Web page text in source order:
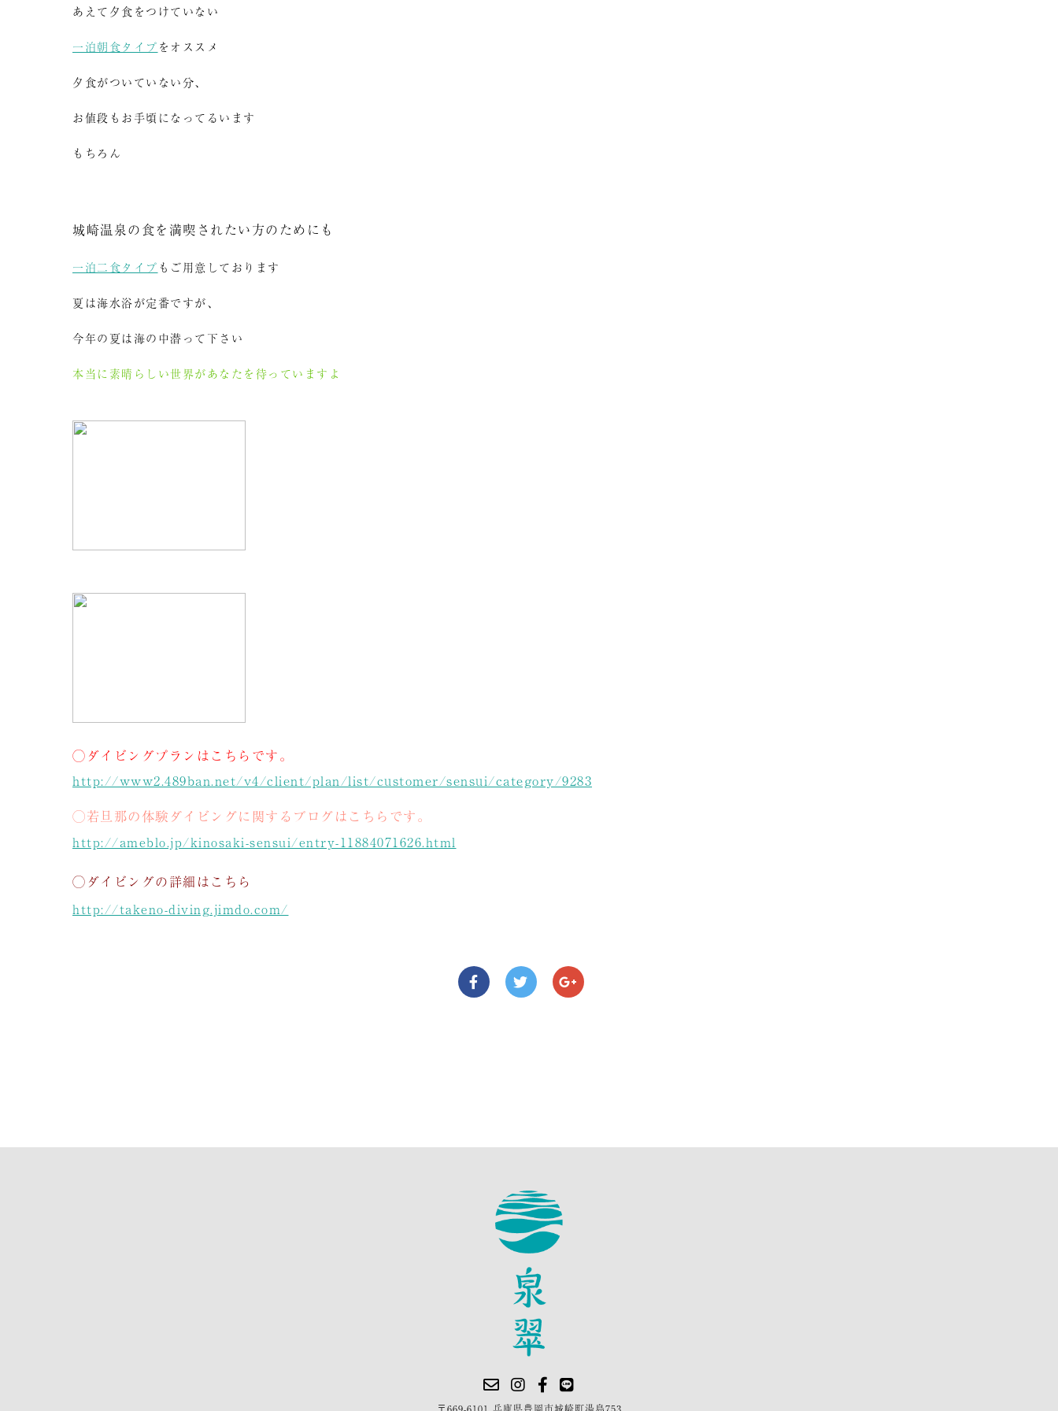
あえて夕食をつけていない
一泊朝食タイプ をオススメ
夕食がついていない分、
お値段もお手頃になってるいます
もちろん
城崎温泉の食を満喫されたい方のためにも
一泊二食タイプ もご用意しております
夏は海水浴が定番ですが、
今年の夏は海の中潜って下さい
本当に素晴らしい世界があなたを待っていますよ
◯ダイビングプランはこちらです。
http://www2.489ban.net/v4/client/plan/list/customer/sensui/category/9283
◯若旦那の体験ダイビングに関するブログはこちらです。
http://ameblo.jp/kinosaki-sensui/entry-11884071626.html
◯ダイビングの詳細はこちら
http://takeno-diving.jimdo.com/